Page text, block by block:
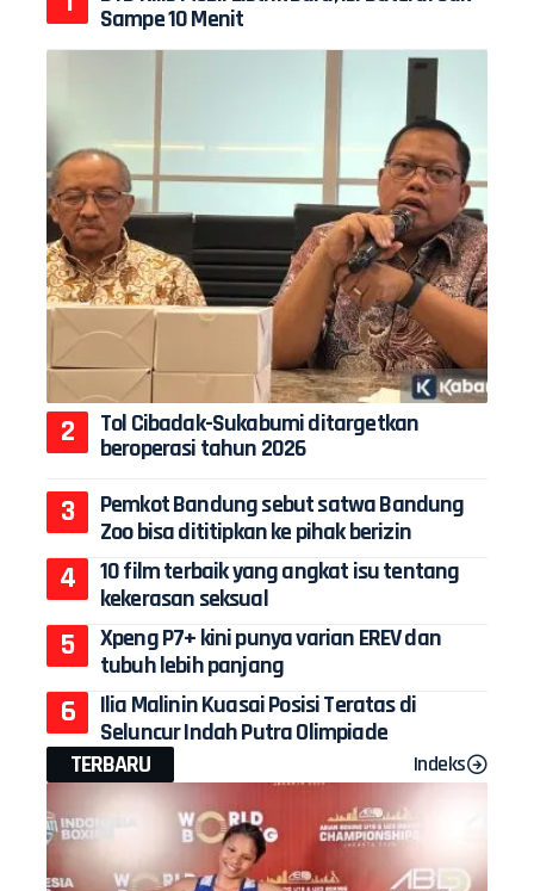
Sampe 10 Menit
Tol Cibadak-Sukabumi ditargetkan
beroperasi tahun 2026
Pemkot Bandung sebut satwa Bandung
Zoo bisa dititipkan ke pihak berizin
10 film terbaik yang angkat isu tentang
kekerasan seksual
Xpeng P7+ kini punya varian EREV dan
tubuh lebih panjang
Ilia Malinin Kuasai Posisi Teratas di
Seluncur Indah Putra Olimpiade
TERBARU
Indeks